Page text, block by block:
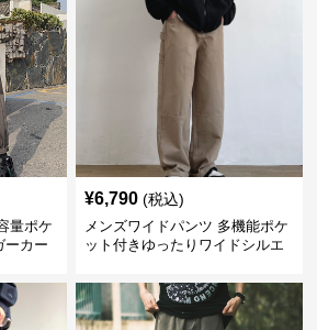
量ポケ
ーカー
¥6,790 (税込)
メンズワイドパンツ 多機能ポケ
ット付きゆったりワイドシルエ